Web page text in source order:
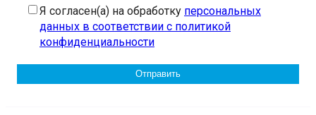
Я согласен(а) на обработку персональных
данных в соответствии с политикой
конфиденциальности